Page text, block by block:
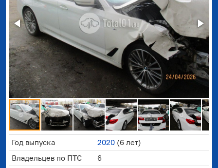
Год выпуска 2020 (6 лет)
Владельцев по ПТС
6